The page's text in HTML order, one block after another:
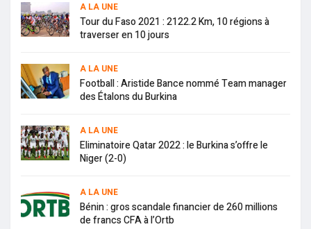
A LA UNE
Tour du Faso 2021 : 2122.2 Km, 10 régions à
traverser en 10 jours
A LA UNE
Football : Aristide Bance nommé Team manager
des Étalons du Burkina
A LA UNE
Eliminatoire Qatar 2022 : le Burkina s’offre le
Niger (2-0)
A LA UNE
Bénin : gros scandale financier de 260 millions
de francs CFA à l’Ortb